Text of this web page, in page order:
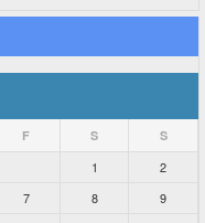
F S S
1
2
7 8
9